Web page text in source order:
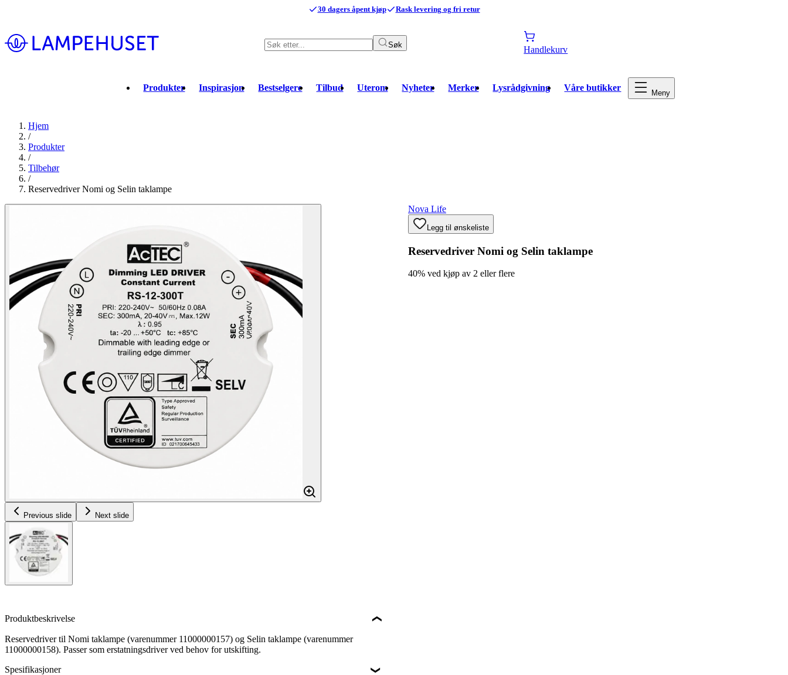
30 dagers åpent kjøp Rask levering og fri retur
Søk Handlekurv
Produkter Inspirasjon Bestselgere Tilbud Uterom Nyheter Merker Lysrådgivning Våre butikker Meny
Hjem
/
Produkter
/
Tilbehør
/
Reservedriver Nomi og Selin taklampe
Previous slide Next slide
Nova Life
Legg til ønskeliste
Reservedriver Nomi og Selin taklampe
40% ved kjøp av 2 eller flere
Produktbeskrivelse
Reservedriver til Nomi taklampe (varenummer 11000000157) og Selin taklampe (varenummer
11000000158). Passer som erstatningsdriver ved behov for utskifting.
Spesifikasjoner